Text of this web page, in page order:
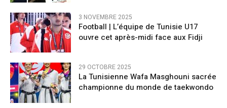
3 NOVEMBRE 2025
Football | L’équipe de Tunisie U17
ouvre cet après-midi face aux Fidji
29 OCTOBRE 2025
La Tunisienne Wafa Masghouni sacrée
championne du monde de taekwondo